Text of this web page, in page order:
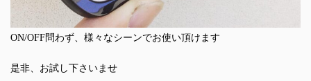
ON/OFF問わず、様々なシーンでお使い頂けます
是非、お試し下さいませ